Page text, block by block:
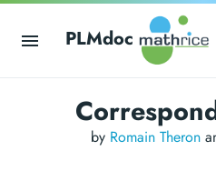
PLMdoc
by Romain Theron